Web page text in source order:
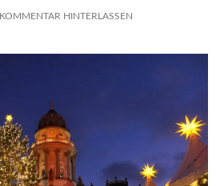
KOMMENTAR HINTERLASSEN